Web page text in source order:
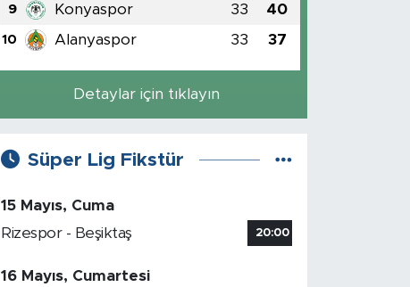
9 Konyaspor 33 40
10 Alanyaspor 33 37
Detaylar için tıklayın
Süper Lig Fikstür
15 Mayıs, Cuma
Rizespor - Beşiktaş
20:00
16 Mayıs, Cumartesi